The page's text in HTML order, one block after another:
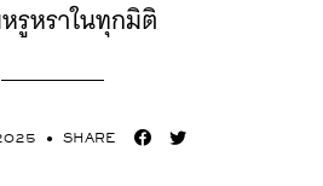
รูหราในทุกมิติ⁣
● SHARE